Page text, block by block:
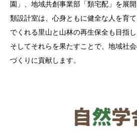
園」、地域共創事業部「類宅配」を展開
類設計室は、心身ともに健全な人を育
でくれる里山と山林の再生保全も目指し
そしてそれらを果たすことで、地域社
づくりに貢献します。